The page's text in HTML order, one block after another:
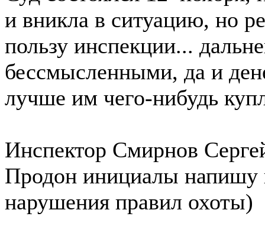
и вникла в ситуацию, но
пользу инспекции...
бессмысленными, да и
лучше им чего-нибудь
Инспектор Смирнов
Продон инициалы напишу
нарушения правил охоты)